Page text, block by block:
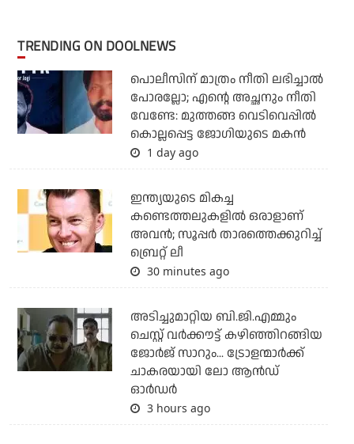
TRENDING ON DOOLNEWS
പൊലീസിന് മാത്രം നീതി ലഭിച്ചാല്‍
പോരല്ലോ; എന്റെ അച്ഛനും നീതി
വേണ്ടേ: മുത്തങ്ങ വെടിവെപ്പില്‍
കൊല്ലപ്പെട്ട ജോഗിയുടെ മകന്‍
1 day ago
ഇന്ത്യയുടെ മികച്ച
കണ്ടെത്തലുകളില്‍ ഒരാളാണ്
അവന്‍; സൂപ്പര്‍ താരത്തെക്കുറിച്ച്
ബ്രെറ്റ് ലീ
30 minutes ago
അടിച്ചുമാറ്റിയ ബി.ജി.എമ്മും
ചെസ്റ്റ് വര്‍ക്കൗട്ട് കഴിഞ്ഞിറങ്ങിയ
ജോര്‍ജ് സാറും... ട്രോളന്മാര്‍ക്ക്
ചാകരയായി ലോ ആന്‍ഡ്
ഓര്‍ഡര്‍
3 hours ago